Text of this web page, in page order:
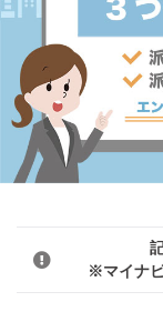
※マイナ